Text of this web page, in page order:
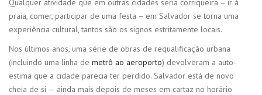
Qualquer atividade que em outras cidades seria corriqueira – ir à
praia, comer, participar de uma festa – em Salvador se torna uma
experiência cultural, tantos são os signos estritamente locais.
Nos últimos anos, uma série de obras de requalificação urbana
(incluindo uma linha de metrô ao aeroporto) devolveram a auto-
estima que a cidade parecia ter perdido. Salvador está de novo
cheia de si — ainda mais depois de meses em cartaz no horário